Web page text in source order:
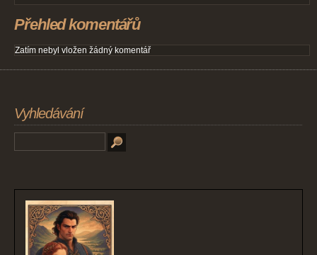
Přehled komentářů
Zatím nebyl vložen žádný komentář
Vyhledávání